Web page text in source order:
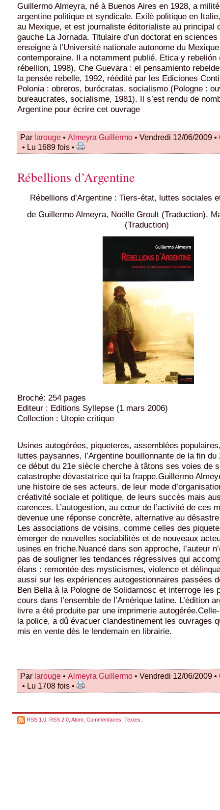
Guillermo Almeyra, né à Buenos Aires en 1928, a
argentine politique et syndicale. Exilé politique en
au Mexique, et est journaliste éditorialiste au principal
gauche La Jornada. Titulaire d’un doctorat en
enseigne à l’Université nationale autonome du
contemporaine. Il a notamment publié, Etica y rebelión
rébellion, 1998), Che Guevara : el pensamiento
la pensée rebelle, 1992, réédité par les Ediciones
Polonia : obreros, burócratas, socialismo (Pologne :
bureaucrates, socialisme, 1981). Il s’est rendu de
Argentine pour écrire cet ouvrage
Par larouge • Almeyra Guillermo • Vendredi 12/06/2009 •
• Lu 1689 fois •
Rébellions d’Argentine
Rébellions d’Argentine : Tiers-état, luttes sociales
de Guillermo Almeyra, Noëlle Groult (Traduction),
(Traduction)
Broché: 254 pages
Editeur : Editions Syllepse (1 mars 2006)
Collection : Utopie critique
Usines autogérées, piqueteros, assemblées
luttes paysannes, l’Argentine bouillonnante de la fin
ce début du 21e siècle cherche à tâtons ses voies de
catastrophe dévastatrice qui la frappe.Guillermo
une histoire de ses acteurs, de leur mode
créativité sociale et politique, de leurs succès mais
carences. L’autogestion, au cœur de l’activité de ces
devenue une réponse concrète, alternative au
Les associations de voisins, comme celles des
émerger de nouvelles sociabilités et de nouveaux
usines en friche.Nuancé dans son approche, l’auteur
pas de souligner les tendances régressives qui
élans : remontée des mysticismes, violence et
aussi sur les expériences autogestionnaires passées
Ben Bella à la Pologne de Solidarnosc et interroge les
cours dans l’ensemble de l’Amérique latine. L’édition
livre a été produite par une imprimerie
la police, a dû évacuer clandestinement les ouvrages
mis en vente dès le lendemain en librairie.
Par larouge • Almeyra Guillermo • Vendredi 12/06/2009 •
• Lu 1708 fois •
RSS 1.0 RSS 2.0 Atom Commentaires Textes